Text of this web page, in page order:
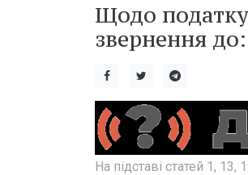
Щодо
звернення
На підставі статей 1, 13,